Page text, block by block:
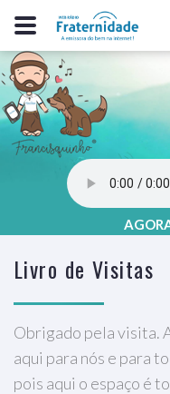
Livro de Visitas
Obrigado pela visita.
aqui para nós e para
pois aqui o espaço é